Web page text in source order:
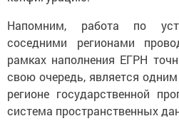
Напомним, работа по
соседними регионами
рамках наполнения ЕГРН
свою очередь, является
регионе государственной
система пространственных